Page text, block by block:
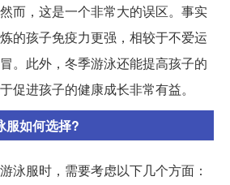
而，这是一个非常大的误区。事实
的孩子免疫力更强，相较于不爱运
。此外，冬季游泳还能提高孩子的
促进孩子的健康成长非常有益。
服如何选择?
泳服时，需要考虑以下几个方面：